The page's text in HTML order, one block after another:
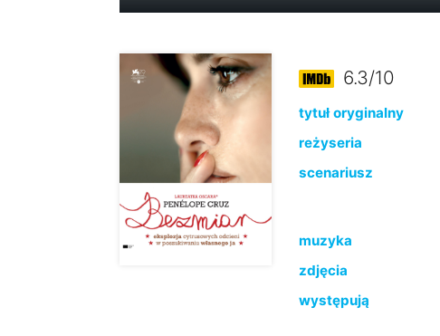
6.3/10
tytuł oryginalny
reżyseria
scenariusz
muzyka
zdjęcia
występują